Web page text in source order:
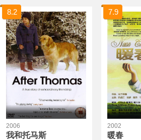
8.2
2006
我和托马斯
7.9
2002
暖春